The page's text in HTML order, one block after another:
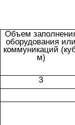
Объем
оборудования или
коммуникаций
м)
3